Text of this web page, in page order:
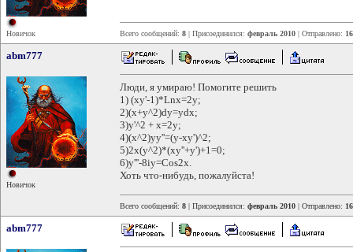
Новичок Всего сообщений: 8 | Присоединился: февраль 2010 | Отправлено:
abm777
Новичок
Люди, я умираю! Помогите решить
1) (xy'-1)*Lnx=2y;
2)(x+y^2)dy=ydx;
3)y'^2 + x=2y;
4)(x^2)yy''=(y-xy')^2;
5)2x(y^2)*(xy''+y')+1=0;
6)y'''-8iy=Cos2x.
Хоть что-нибудь, пожалуйста!
Всего сообщений: 8 | Присоединился: февраль 2010 | Отправлено:
abm777